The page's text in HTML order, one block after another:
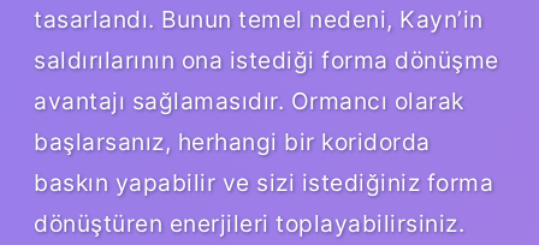
tasarlandı. Bunun temel nedeni, Kayn’in
saldırılarının ona istediği forma dönüşme
avantajı sağlamasıdır. Ormancı olarak
başlarsanız, herhangi bir koridorda
baskın yapabilir ve sizi istediğiniz forma
dönüştüren enerjileri toplayabilirsiniz.